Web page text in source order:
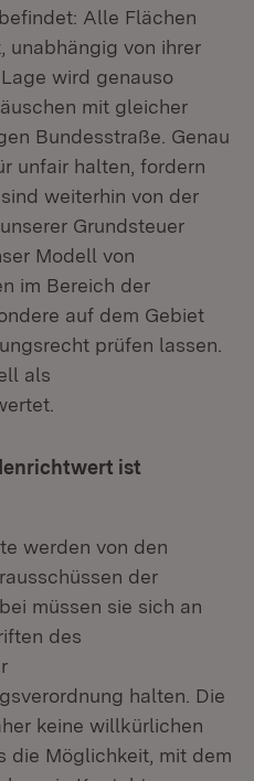
Alle Flächen
unabhängig von ihrer
wird genauso
mit gleicher
Bundesstraße. Genau
unfair halten, fordern
weiterhin von der
Grundsteuer
Modell von
im Bereich der
auf dem Gebiet
prüfen lassen.
als
ist
werden von den
der
müssen sie sich an
des
halten. Die
keine willkürlichen
die Möglichkeit, mit dem